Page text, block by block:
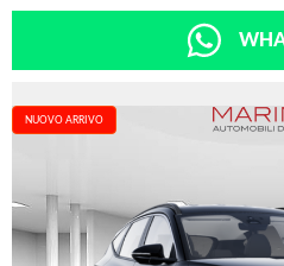
NUOVO ARRIVO